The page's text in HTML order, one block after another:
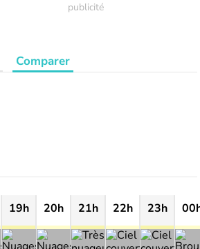
Comparer
19h 20h 21h 22h 23h